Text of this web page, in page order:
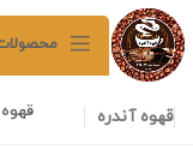
قهوه آندره